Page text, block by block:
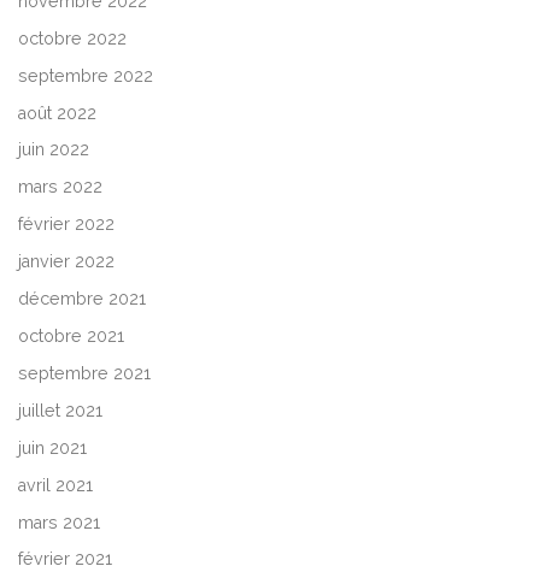
octobre 2022
septembre 2022
août 2022
juin 2022
mars 2022
février 2022
janvier 2022
décembre 2021
octobre 2021
septembre 2021
juillet 2021
juin 2021
avril 2021
mars 2021
février 2021